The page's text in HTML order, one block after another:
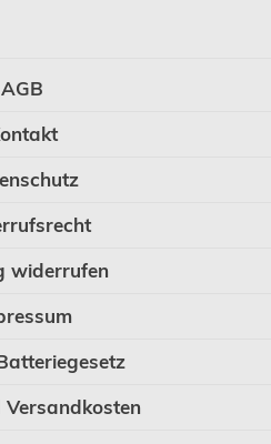
AGB
widerrufen
Versandkosten